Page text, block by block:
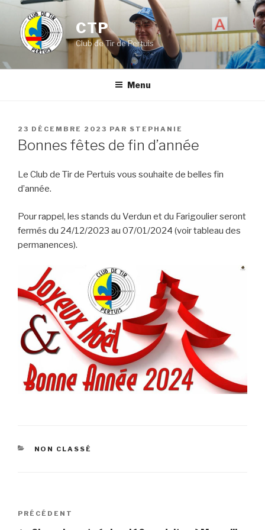
contenu
principal
CTP
Club de Tir de Pertuis
Menu
PUBLIÉ
LE
23 DÉCEMBRE 2023 PAR STEPHANIE
Bonnes fêtes de fin d’année
Le Club de Tir de Pertuis vous souhaite de belles fin
d’année.
Pour rappel, les stands du Verdun et du Farigoulier seront
fermés du 24/12/2023 au 07/01/2024 (voir tableau des
permanences).
CATÉGORIES
NON CLASSÉ
Navigation
Article
PRÉCÉDENT